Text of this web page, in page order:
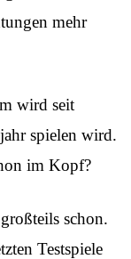
mehr
wird seit
spielen wird.
im Kopf?
schon.
Testspiele